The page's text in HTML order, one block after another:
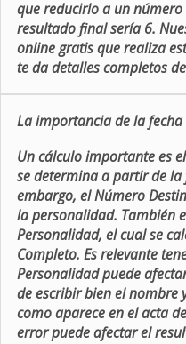
que reducirlo a un
resultado final sería 6.
online gratis que realiza
te da detalles completos
La importancia de la
Un cálculo importante es
se determina a partir de
embargo, el Número
la personalidad. También
Personalidad, el cual se
Completo. Es relevante
Personalidad puede
de escribir bien el nombre
como aparece en el acta
error puede afectar el